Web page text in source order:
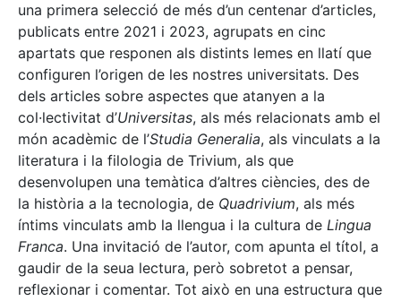
una primera selecció de més d’un centenar d’articles,
publicats entre 2021 i 2023, agrupats en cinc
apartats que responen als distints lemes en llatí que
configuren l’origen de les nostres universitats. Des
dels articles sobre aspectes que atanyen a la
col·lectivitat d’Universitas, als més relacionats amb el
món acadèmic de l’Studia Generalia, als vinculats a la
literatura i la filologia de Trivium, als que
desenvolupen una temàtica d’altres ciències, des de
la història a la tecnologia, de Quadrivium, als més
íntims vinculats amb la llengua i la cultura de Lingua
Franca. Una invitació de l’autor, com apunta el títol, a
gaudir de la seua lectura, però sobretot a pensar,
reflexionar i comentar. Tot això en una estructura que